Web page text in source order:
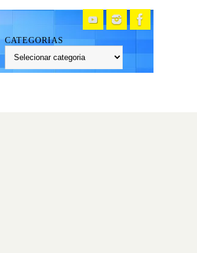
CATEGORIAS